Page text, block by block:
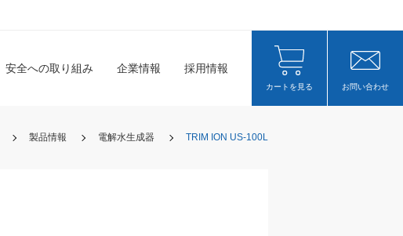
安全への取り組み 企業情報 採用情報
カートを見る お問い合わせ
製品情報 電解水生成器 TRIM ION US-100L